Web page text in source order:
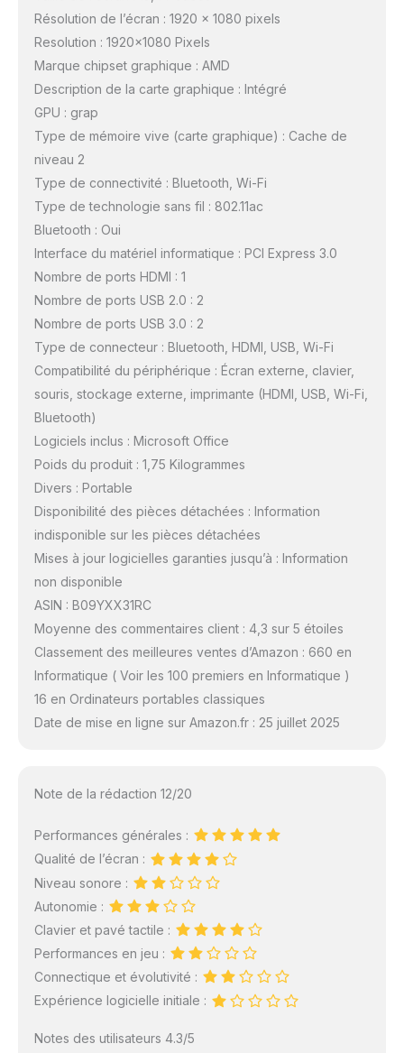
Résolution de l’écran : 1920 x 1080 pixels
Resolution : 1920×1080 Pixels
Marque chipset graphique : AMD
Description de la carte graphique : Intégré
GPU : grap
Type de mémoire vive (carte graphique) : Cache de
niveau 2
Type de connectivité : Bluetooth, Wi-Fi
Type de technologie sans fil : 802.11ac
Bluetooth : Oui
Interface du matériel informatique : PCI Express 3.0
Nombre de ports HDMI : 1
Nombre de ports USB 2.0 : 2
Nombre de ports USB 3.0 : 2
Type de connecteur : Bluetooth, HDMI, USB, Wi-Fi
Compatibilité du périphérique : Écran externe, clavier,
souris, stockage externe, imprimante (HDMI, USB, Wi-Fi,
Bluetooth)
Logiciels inclus : Microsoft Office
Poids du produit : 1,75 Kilogrammes
Divers : Portable
Disponibilité des pièces détachées : Information
indisponible sur les pièces détachées
Mises à jour logicielles garanties jusqu’à : Information
non disponible
ASIN : B09YXX31RC
Moyenne des commentaires client : 4,3 sur 5 étoiles
Classement des meilleures ventes d’Amazon : 660 en
Informatique ( Voir les 100 premiers en Informatique )
16 en Ordinateurs portables classiques
Date de mise en ligne sur Amazon.fr : 25 juillet 2025
Note de la rédaction 12/20
Performances générales :
Qualité de l’écran :
Niveau sonore :
Autonomie :
Clavier et pavé tactile :
Performances en jeu :
Connectique et évolutivité :
Expérience logicielle initiale :
Notes des utilisateurs 4.3/5